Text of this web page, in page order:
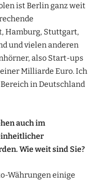
ist Berlin ganz weit
Hamburg, Stuttgart,
und vielen anderen
also Start-ups
Milliarde Euro. Ich
in Deutschland
auch im
Wie weit sind Sie?
Währungen einige